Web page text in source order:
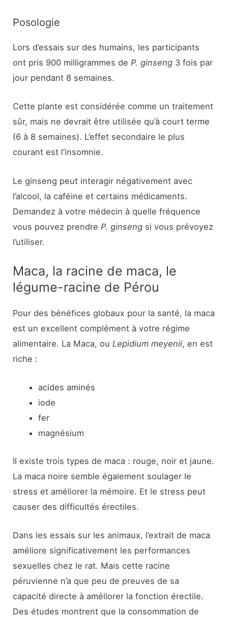
Posologie
Lors d’essais sur des humains, les participants
ont pris 900 milligrammes deP. ginseng 3 fois par
jour pendant 8 semaines.
Cette plante est considérée comme un traitement
sûr, mais ne devrait être utilisée qu’à court terme
(6 à 8 semaines). L’effet secondaire le plus
courant est l’insomnie.
Le ginseng peut interagir négativement avec
l’alcool, la caféine et certains médicaments.
Demandez à votre médecin à quelle fréquence
vous pouvez prendre P. ginseng si vous prévoyez
l’utiliser.
Maca, la racine de maca, le
légume-racine de Pérou
Pour des bénéfices globaux pour la santé, la maca
est un excellent complément à votre régime
alimentaire. La Maca, ou Lepidium meyenii, en est
riche :
acides aminés
iode
fer
magnésium
Il existe trois types de maca : rouge, noir et jaune.
La maca noire semble également soulager le
stress et améliorer la mémoire. Et le stress peut
causer des difficultés érectiles.
Dans les essais sur les animaux, l’extrait de maca
améliore significativement les performances
sexuelles chez le rat. Mais cette racine
péruvienne n’a que peu de preuves de sa
capacité directe à améliorer la fonction érectile.
Des études montrent que la consommation de